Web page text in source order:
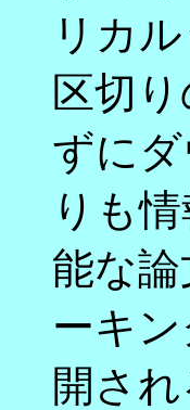
リカ
区切
ずに
りも
能な
ーキ
開さ